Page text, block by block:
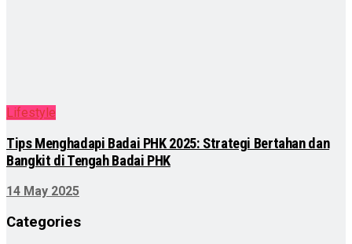
Lifestyle
Tips Menghadapi Badai PHK 2025: Strategi Bertahan dan
Bangkit di Tengah Badai PHK
14 May 2025
Categories